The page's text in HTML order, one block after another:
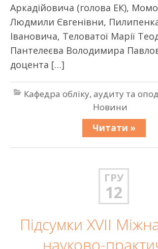
Аркадійовича (голова ЕК),
Людмили Євгенівни,
Івановича, Теловатої Марії
Пантелеєва Володимира
доцента […]
Кафедра обліку, аудиту та
Новини
Читати »
ГРУ
12
Підсумки XVII
науково-